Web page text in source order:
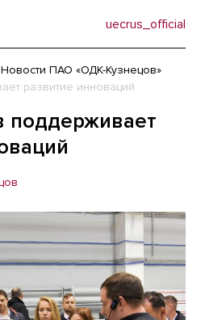
uecrus_official
Новости ПАО «ОДК-Кузнецов»
развитие инноваций
поддерживает